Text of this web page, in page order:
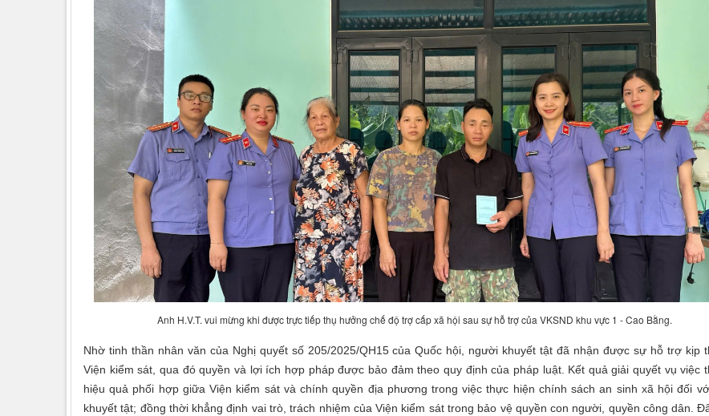
Anh H.V.T. vui mừng khi được trực tiếp thụ hưởng chế độ trợ cấp xã hội sau sự hỗ trợ của VKSND khu vực 1 - Cao Bằng.
Nhờ tinh thần nhân văn của Nghị quyết số 205/2025/QH15 của Quốc hội, người khuyết tật đã nhận được sự hỗ trợ kịp
Viện kiểm sát, qua đó quyền và lợi ích hợp pháp được bảo đảm theo quy định của pháp luật. Kết quả giải quyết vụ việc
hiệu quả phối hợp giữa Viện kiểm sát và chính quyền địa phương trong việc thực hiện chính sách an sinh xã hội đối
khuyết tật; đồng thời khẳng định vai trò, trách nhiệm của Viện kiểm sát trong bảo vệ quyền con người, quyền công dân.